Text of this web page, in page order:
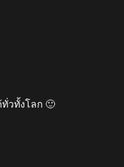
วทั้งโลก 🙂